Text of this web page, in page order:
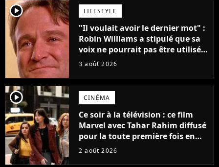
player2 LIFESTYLE
"Il voulait avoir le dernier mot" :
Robin Williams a stipulé que sa
voix ne pourrait pas être utilisée
avant 2039, pourtant Disney
inédits
3 août 2026
player2 CINÉMA
Ce soir à la télévision : ce film
Marvel avec Tahar Rahim diffusé
pour la toute première fois en
France
2 août 2026